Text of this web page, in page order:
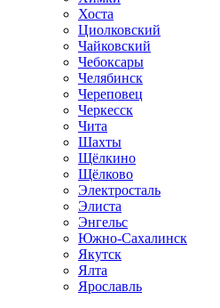
Хоста
Циолковский
Чайковский
Чебоксары
Челябинск
Череповец
Черкесск
Чита
Шахты
Щёлкино
Щёлково
Электросталь
Элиста
Энгельс
Южно-Сахалинск
Якутск
Ялта
Ярославль